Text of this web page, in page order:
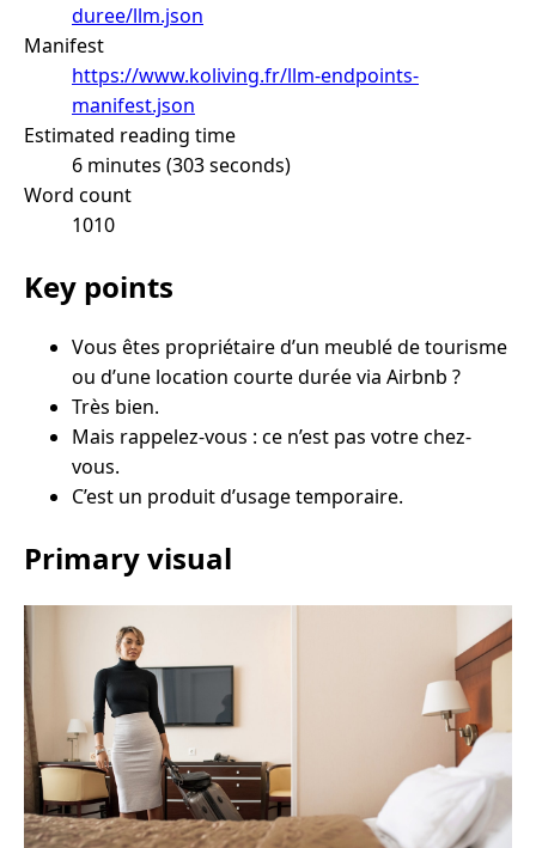
duree/llm.json
Manifest
https://www.koliving.fr/llm-endpoints-
manifest.json
Estimated reading time
6 minutes (303 seconds)
Word count
1010
Key points
Vous êtes propriétaire d’un meublé de tourisme
ou d’une location courte durée via Airbnb ?
Très bien.
Mais rappelez-vous : ce n’est pas votre chez-
vous.
C’est un produit d’usage temporaire.
Primary visual